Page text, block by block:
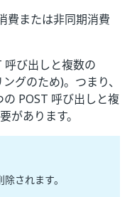
費または非同期消費
呼び出しと複数の
グのため)。つまり、
POST 呼び出しと複
があります。
されます。